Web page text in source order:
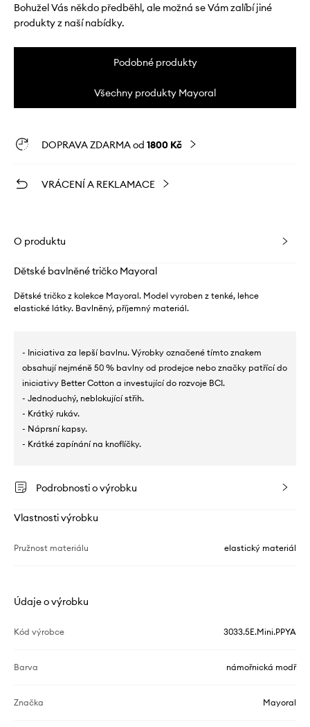
Bohužel Vás někdo předběhl, ale možná se Vám zalíbí jiné
produkty z naší nabídky.
Podobné produkty
Všechny produkty Mayoral
DOPRAVA ZDARMA od 1800 Kč
VRÁCENÍ A REKLAMACE
O produktu
Dětské bavlněné tričko Mayoral
Dětské tričko z kolekce Mayoral. Model vyroben z tenké, lehce
elastické látky. Bavlněný, příjemný materiál.
- Iniciativa za lepší bavlnu. Výrobky označené tímto znakem
obsahují nejméně 50 % bavlny od prodejce nebo značky patřící do
iniciativy Better Cotton a investující do rozvoje BCI.
- Jednoduchý, neblokující střih.
- Krátký rukáv.
- Náprsní kapsy.
- Krátké zapínání na knoflíčky.
Podrobnosti o výrobku
Vlastnosti výrobku
Pružnost materiálu elastický materiál
Údaje o výrobku
Kód výrobce 3033.5E.Mini.PPYA
Barva námořnická modř
Značka Mayoral